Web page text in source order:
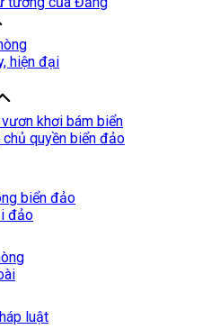
hiện đại
khơi bám biển
quyền biển đảo
biển đảo
đảo
luật